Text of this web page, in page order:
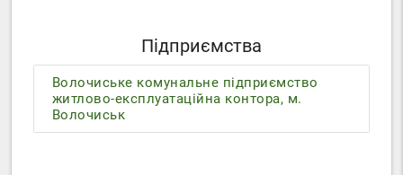
Підприємства
Волочиське комунальне підприємство
житлово-експлуатаційна контора, м.
Волочиськ